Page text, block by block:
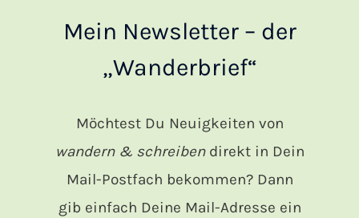
Mein Newsletter – der
„Wanderbrief“
Möchtest Du Neuigkeiten von
wandern & schreibendirekt in Dein
Mail-Postfach bekommen? Dann
gib einfach Deine Mail-Adresse ein